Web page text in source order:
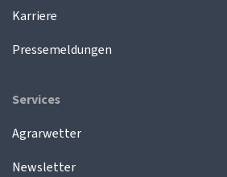
Karriere
Pressemeldungen
Services
Agrarwetter
Newsletter